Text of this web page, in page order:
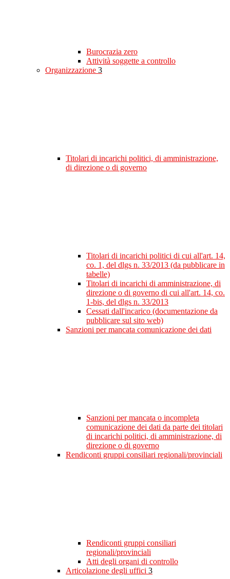
Burocrazia zero
Attività soggette a controllo
Organizzazione 3
Titolari di incarichi politici, di amministrazione,
di direzione o di governo
Titolari di incarichi politici di cui all'art. 14,
co. 1, del dlgs n. 33/2013 (da pubblicare in
tabelle)
Titolari di incarichi di amministrazione, di
direzione o di governo di cui all'art. 14, co.
1-bis, del dlgs n. 33/2013
Cessati dall'incarico (documentazione da
pubblicare sul sito web)
Sanzioni per mancata comunicazione dei dati
Sanzioni per mancata o incompleta
comunicazione dei dati da parte dei titolari
di incarichi politici, di amministrazione, di
direzione o di governo
Rendiconti gruppi consiliari regionali/provinciali
Rendiconti gruppi consiliari
regionali/provinciali
Atti degli organi di controllo
Articolazione degli uffici 3